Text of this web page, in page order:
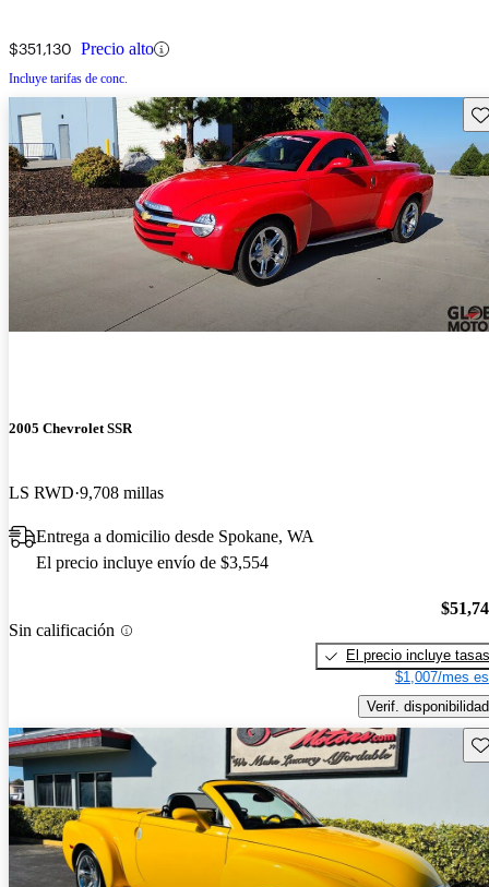
$351,130 Precio alto
Incluye tarifas de conc.
2005 Chevrolet SSR
LS RWD 9,708 millas
Entrega a domicilio desde Spokane, WA
El precio incluye envío de $3,554
Sin calificación
El precio incluye tasas
$1,007/mes
Verif. disponibilidad